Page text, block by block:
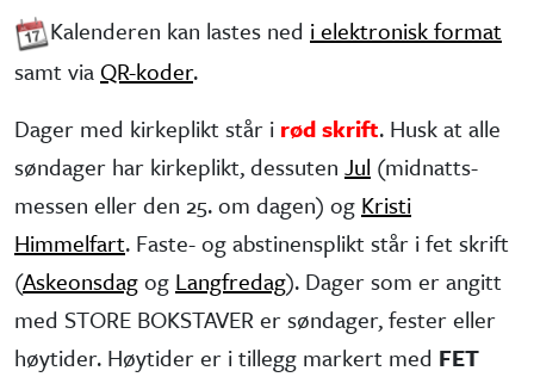
Kalenderen kan lastes ned i elektronisk format
samt via QR-koder.
Dager med kirkeplikt står i rød skrift. Husk at alle
søndager har kirke­plikt, dessuten Jul (midnatts­
messen eller den 25. om dagen) og Kristi
Himmelfart. Faste- og abstinens­plikt står i fet skrift
(Askeonsdagog Langfredag). Dager som er angitt
med STORE BOKSTAVER er søndager, fester eller
høytider. Høytider er i tillegg markert med FET